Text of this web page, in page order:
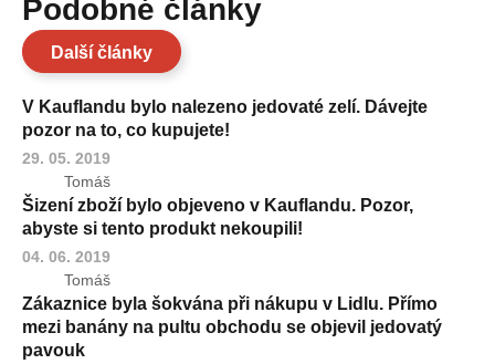
Podobné články
Další články
V Kauflandu bylo nalezeno jedovaté zelí. Dávejte
pozor na to, co kupujete!
29. 05. 2019
Tomáš
Šizení zboží bylo objeveno v Kauflandu. Pozor,
abyste si tento produkt nekoupili!
04. 06. 2019
Tomáš
Zákaznice byla šokvána při nákupu v Lidlu. Přímo
mezi banány na pultu obchodu se objevil jedovatý
pavouk